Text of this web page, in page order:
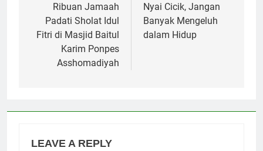
navigation
Ribuan Jamaah
Padati Sholat Idul
Fitri di Masjid Baitul
Karim Ponpes
Asshomadiyah
Nyai Cicik, Jangan
Banyak Mengeluh
dalam Hidup
LEAVE A REPLY